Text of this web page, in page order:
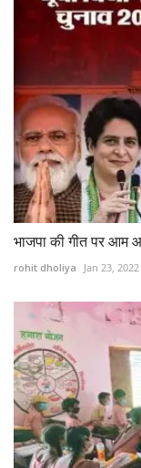
भाजपा की गीत पर आम
rohit dholiya Jan 23, 2022